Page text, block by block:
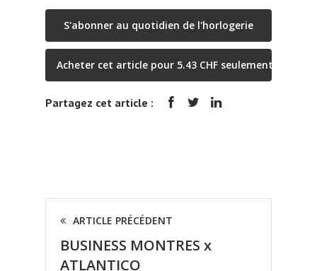
S'abonner au quotidien de l'horlogerie
Acheter cet article pour 5.43 CHF seulement
Partagez cet article :
ARTICLE PRÉCÉDENT
BUSINESS MONTRES x
ATLANTICO